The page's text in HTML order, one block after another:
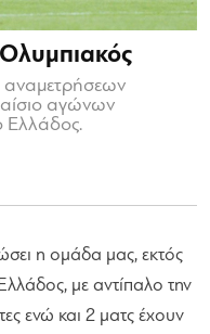
αναμετρήσεων
αγώνων
Ελλάδος.
η ομάδα μας, εκτός
με αντίπαλο την
ενώ και 2 ματς έχουν